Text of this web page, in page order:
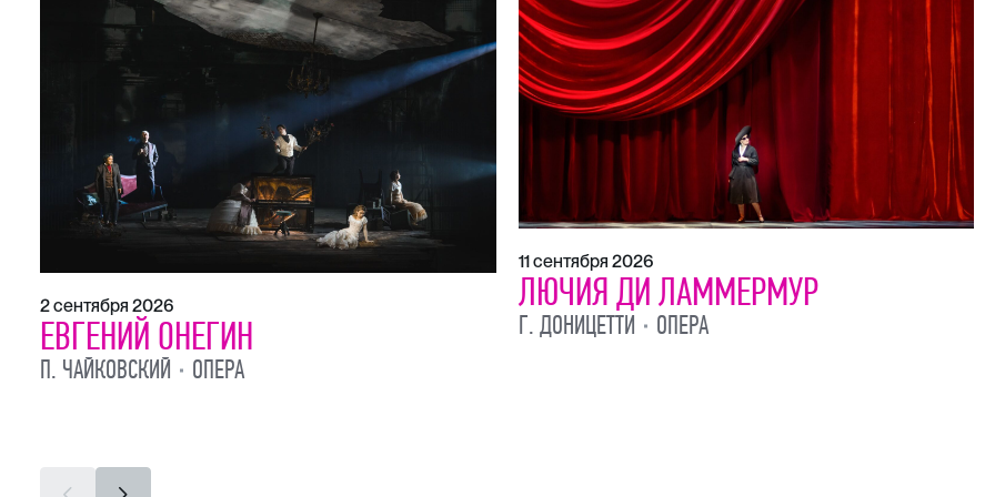
2 сентября 2026
ЕВГЕНИЙ ОНЕГИН
П. ЧАЙКОВСКИЙ ОПЕРА
11 сентября 2026
ЛЮЧИЯ ДИ ЛАММЕРМУР
Г. ДОНИЦЕТТИ ОПЕРА